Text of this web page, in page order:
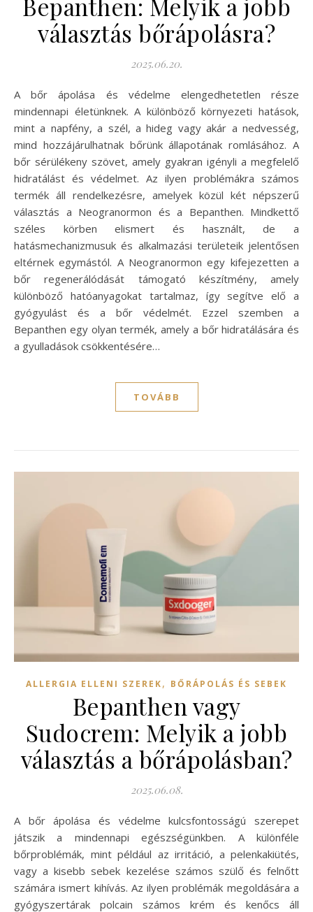
Bepanthen: Melyik a jobb
választás bőrápolásra?
2025.06.20.
A bőr ápolása és védelme elengedhetetlen része
mindennapi életünknek. A különböző környezeti hatások,
mint a napfény, a szél, a hideg vagy akár a nedvesség,
mind hozzájárulhatnak bőrünk állapotának romlásához. A
bőr sérülékeny szövet, amely gyakran igényli a megfelelő
hidratálást és védelmet. Az ilyen problémákra számos
termék áll rendelkezésre, amelyek közül két népszerű
választás a Neogranormon és a Bepanthen. Mindkettő
széles körben elismert és használt, de a
hatásmechanizmusuk és alkalmazási területeik jelentősen
eltérnek egymástól. A Neogranormon egy kifejezetten a
bőr regenerálódását támogató készítmény, amely
különböző hatóanyagokat tartalmaz, így segítve elő a
gyógyulást és a bőr védelmét. Ezzel szemben a
Bepanthen egy olyan termék, amely a bőr hidratálására és
a gyulladások csökkentésére…
TOVÁBB
ALLERGIA ELLENI SZEREK, BŐRÁPOLÁS ÉS SEBEK
Bepanthen vagy
Sudocrem: Melyik a jobb
választás a bőrápolásban?
2025.06.08.
A bőr ápolása és védelme kulcsfontosságú szerepet
játszik a mindennapi egészségünkben. A különféle
bőrproblémák, mint például az irritáció, a pelenkakiütés,
vagy a kisebb sebek kezelése számos szülő és felnőtt
számára ismert kihívás. Az ilyen problémák megoldására a
gyógyszertárak polcain számos krém és kenőcs áll